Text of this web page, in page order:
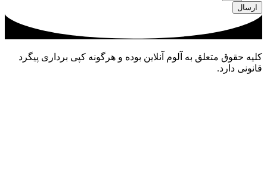
ارسال
کلیه حقوق متعلق به آلوم آنلاین بوده و هرگونه کپی برداری پیگرد
قانونی دارد.